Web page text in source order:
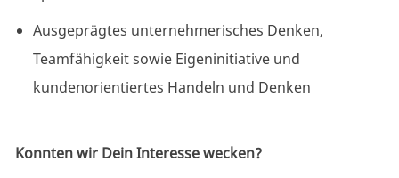
Ausgeprägtes unternehmerisches Denken,
Teamfähigkeit sowie Eigeninitiative und
kundenorientiertes Handeln und Denken
Konnten wir Dein Interesse wecken?